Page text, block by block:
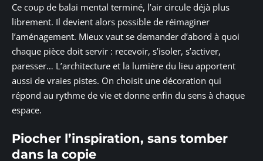
Ce coup de balai mental terminé, l’air circule déjà plus
librement. Il devient alors possible de réimaginer
l’aménagement. Mieux vaut se demander d’abord à quoi
chaque pièce doit servir : recevoir, s’isoler, s’activer,
paresser… L’architecture et la lumière du lieu apportent
aussi de vraies pistes. On choisit une décoration qui
répond au rythme de vie et donne enfin du sens à chaque
espace.
Piocher l’inspiration, sans tomber
dans la copie